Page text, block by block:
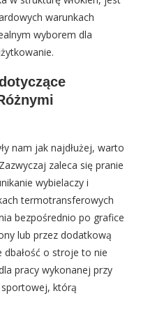
warunkach
wyborem dla
nam jak najdłużej, warto
zaleca się pranie
wybielaczy i
termotransferowych
bezpośrednio po grafice
lub przez dodatkową
dbałość o stroje to nie
pracy wykonanej przy
sportowej, którą